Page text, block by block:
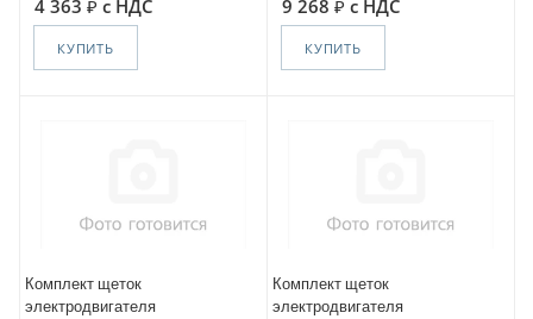
4 363 с НДС
КУПИТЬ
9 268 с НДС
КУПИТЬ
Комплект щеток
электродвигателя
Комплект щеток
электродвигателя